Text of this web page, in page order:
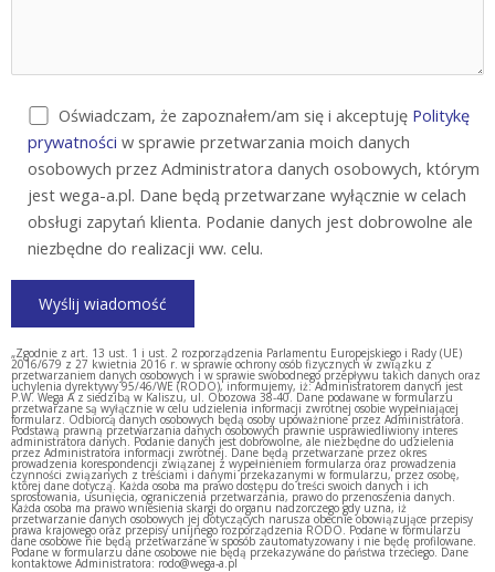
Oświadczam, że zapoznałem/am się i akceptuję Politykę
prywatności w sprawie przetwarzania moich danych
osobowych przez Administratora danych osobowych, którym
jest wega-a.pl. Dane będą przetwarzane wyłącznie w celach
obsługi zapytań klienta. Podanie danych jest dobrowolne ale
niezbędne do realizacji ww. celu.
„Zgodnie z art. 13 ust. 1 i ust. 2 rozporządzenia Parlamentu Europejskiego i Rady (UE)
2016/679 z 27 kwietnia 2016 r. w sprawie ochrony osób fizycznych w związku z
przetwarzaniem danych osobowych i w sprawie swobodnego przepływu takich danych oraz
uchylenia dyrektywy 95/46/WE (RODO), informujemy, iż: Administratorem danych jest
P.W. Wega A z siedzibą w Kaliszu, ul. Obozowa 38-40. Dane podawane w formularzu
przetwarzane są wyłącznie w celu udzielenia informacji zwrotnej osobie wypełniającej
formularz. Odbiorcą danych osobowych będą osoby upoważnione przez Administratora.
Podstawą prawną przetwarzania danych osobowych prawnie usprawiedliwiony interes
administratora danych. Podanie danych jest dobrowolne, ale niezbędne do udzielenia
przez Administratora informacji zwrotnej. Dane będą przetwarzane przez okres
prowadzenia korespondencji związanej z wypełnieniem formularza oraz prowadzenia
czynności związanych z treściami i danymi przekazanymi w formularzu, przez osobę,
której dane dotyczą. Każda osoba ma prawo dostępu do treści swoich danych i ich
sprostowania, usunięcia, ograniczenia przetwarzania, prawo do przenoszenia danych.
Każda osoba ma prawo wniesienia skargi do organu nadzorczego gdy uzna, iż
przetwarzanie danych osobowych jej dotyczących narusza obecnie obowiązujące przepisy
prawa krajowego oraz przepisy unijnego rozporządzenia RODO. Podane w formularzu
dane osobowe nie będą przetwarzane w sposób zautomatyzowany i nie będę profilowane.
Podane w formularzu dane osobowe nie będą przekazywane do państwa trzeciego. Dane
kontaktowe Administratora: rodo@wega-a.pl